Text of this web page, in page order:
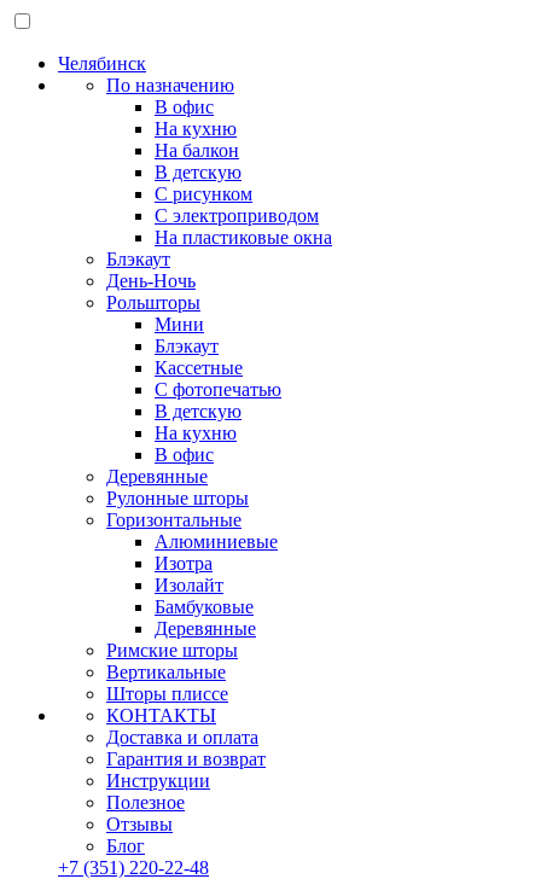
Челябинск
По назначению
В офис
На кухню
На балкон
В детскую
С рисунком
С электроприводом
На пластиковые окна
Блэкаут
День-Ночь
Рольшторы
Мини
Блэкаут
Кассетные
С фотопечатью
В детскую
На кухню
В офис
Деревянные
Рулонные шторы
Горизонтальные
Алюминиевые
Изотра
Изолайт
Бамбуковые
Деревянные
Римские шторы
Вертикальные
Шторы плиссе
КОНТАКТЫ
Доставка и оплата
Гарантия и возврат
Инструкции
Полезное
Отзывы
Блог
+7 (351) 220-22-48